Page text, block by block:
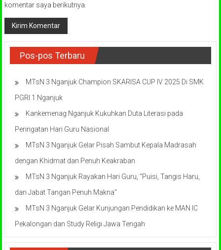
komentar saya berikutnya.
Pos-pos Terbaru
MTsN 3 Nganjuk Champion SKARISA CUP IV 2025 Di SMK
PGRI 1 Nganjuk
Kankemenag Nganjuk Kukuhkan Duta Literasi pada
Peringatan Hari Guru Nasional
MTsN 3 Nganjuk Gelar Pisah Sambut Kepala Madrasah
dengan Khidmat dan Penuh Keakraban
MTsN 3 Nganjuk Rayakan Hari Guru, “Puisi, Tangis Haru,
dan Jabat Tangan Penuh Makna”
MTsN 3 Nganjuk Gelar Kunjungan Pendidikan ke MAN IC
Pekalongan dan Study Religi Jawa Tengah